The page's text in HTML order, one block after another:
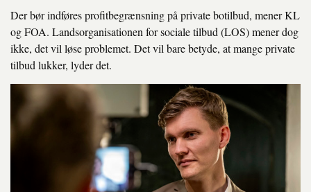
Der bør indføres profitbegrænsning på private botilbud, mener KL
og FOA. Landsorganisationen for sociale tilbud (LOS) mener dog
ikke, det vil løse problemet. Det vil bare betyde, at mange private
tilbud lukker, lyder det.